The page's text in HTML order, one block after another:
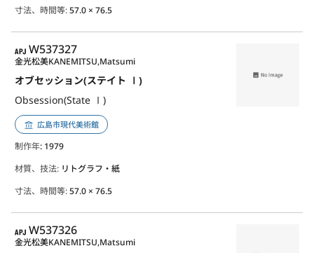
寸法、時間等:57.0 × 76.5
APJ
W537327
オブセッション(ステイト Ⅰ)
Obsession(State Ⅰ)
金光松美KANEMITSU,Matsumi
広島市現代美術館
制作年: 1979
材質、技法: リトグラフ・紙
寸法、時間等:57.0 × 76.5
APJ
W537326
金光松美KANEMITSU,Matsumi